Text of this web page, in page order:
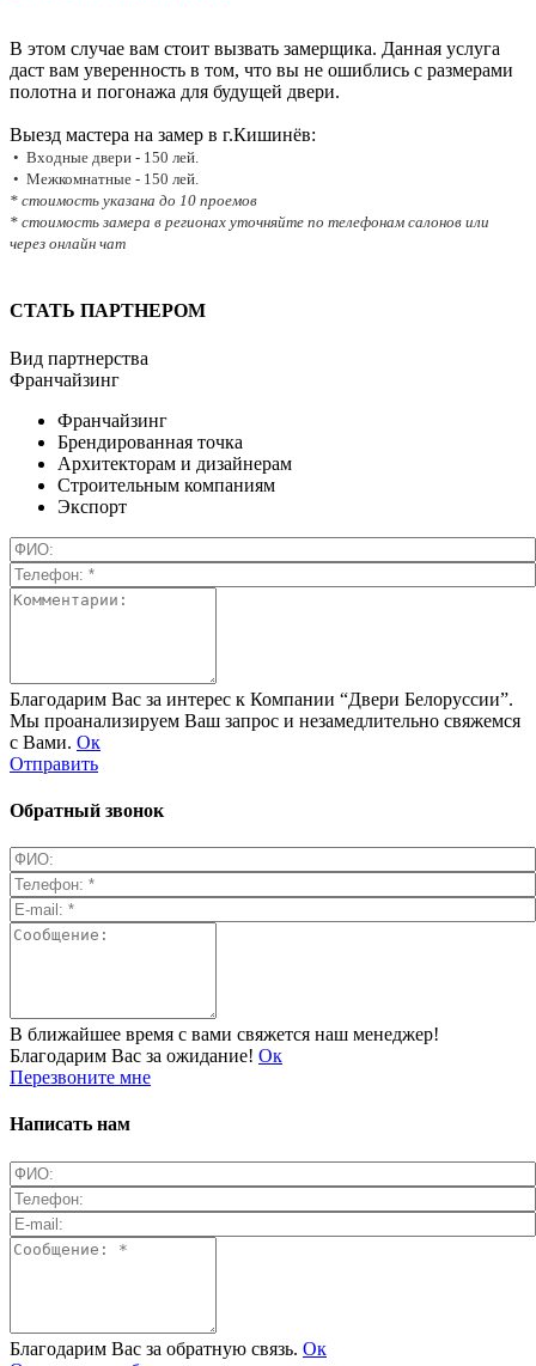
В этом случае вам стоит вызвать замерщика. Данная услуга
даст вам уверенность в том, что вы не ошиблись с размерами
полотна и погонажа для будущей двери.
Выезд мастера на замер в г.Кишинёв:
• Входные двери - 150 лей.
• Межкомнатные - 150 лей.
* стоимость указана до 10 проемов
* стоимость замера в регионах уточняйте по телефонам салонов или
через онлайн чат
СТАТЬ ПАРТНЕРОМ
Вид партнерства
Франчайзинг
Франчайзинг
Брендированная точка
Архитекторам и дизайнерам
Строительным компаниям
Экспорт
Благодарим Вас за интерес к Компании “Двери Белоруссии”.
Мы проанализируем Ваш запрос и незамедлительно свяжемся
с Вами. Ок
Отправить
Обратный звонок
В ближайшее время с вами свяжется наш менеджер!
Благодарим Вас за ожидание! Ок
Перезвоните мне
Написать нам
Благодарим Вас за обратную связь. Ок